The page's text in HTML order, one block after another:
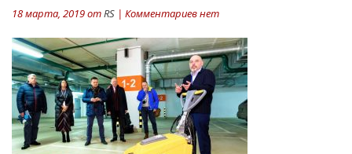
18 марта, 2019 отRS | Комментариев нет